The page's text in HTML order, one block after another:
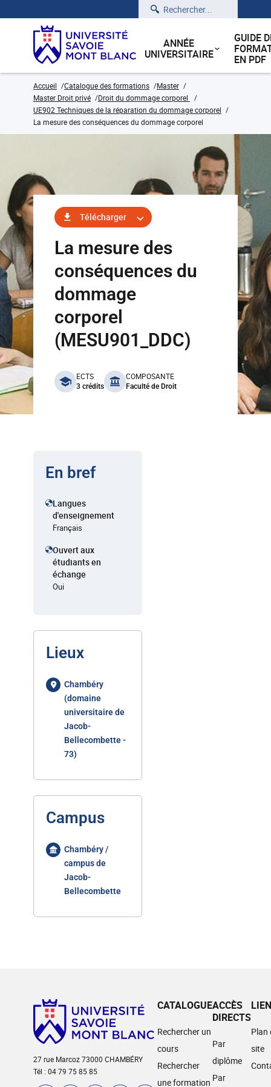
Rechercher
ANNÉE
UNIVERSITAIRE
GUIDE
EN PDF
Accueil Catalogue des formations
Master
Master Droit privé
Droit du dommage corporel
UE902 Techniques de la réparation du dommage corporel
La mesure des conséquences du dommage corporel
Télécharger
La mesure des
conséquences du
dommage
corporel
(MESU901_DDC)
benefits
ECTS
3 crédits
COMPOSANTE
Faculté de Droit
En bref
Langues
d'enseignement
Français
Ouvert aux
étudiants en
échange
Oui
Lieux
Chambéry
(domaine
universitaire de
Jacob-
Bellecombette -
73)
Campus
Chambéry /
campus de
Jacob-
Bellecombette
27 rue Marcoz 73000 CHAMBÉRY
Tél : 04 79 75 85 85
CATALOGUE
Rechercher un
cours
Rechercher
une formation
ACCÈS
DIRECTS
Par
diplôme
Par
Plan
site